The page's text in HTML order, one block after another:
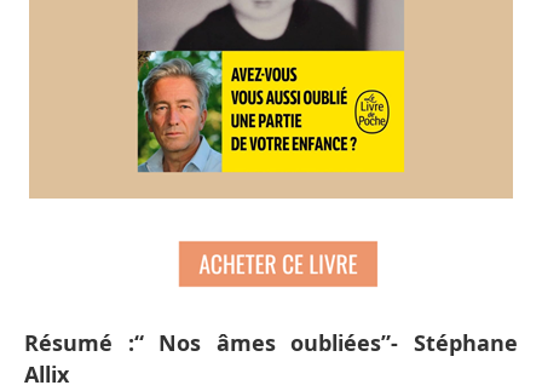
Résumé :“ Nos âmes oubliées”- Stéphane
Allix